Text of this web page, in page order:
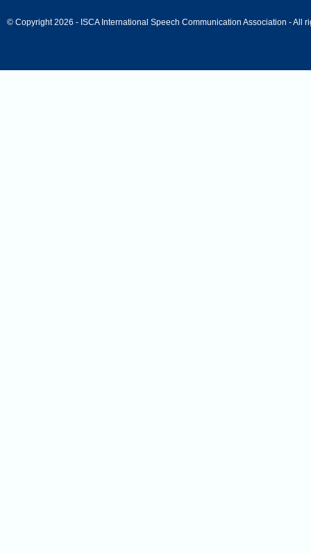
© Copyright 2026 - ISCA International Speech Communication Association - All